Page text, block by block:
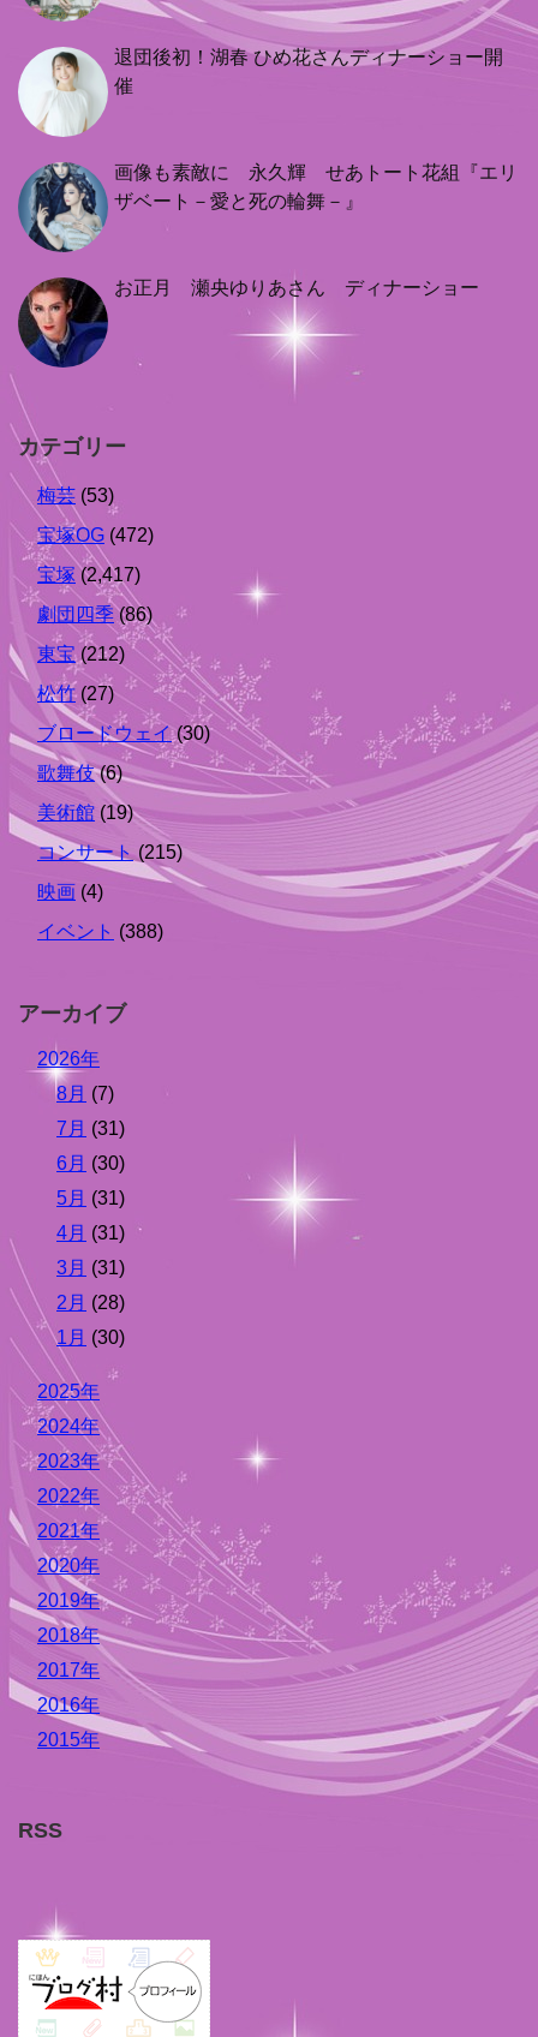
退団後初！湖春 ひめ花さんディナーショー開
催
画像も素敵に 永久輝 せあトート花組『エリ
ザベート－愛と死の輪舞－』
お正月 瀬央ゆりあさん ディナーショー
カテゴリー
梅芸 (53)
宝塚OG (472)
宝塚 (2,417)
劇団四季(86)
東宝(212)
松竹(27)
ブロードウェイ(30)
歌舞伎(6)
美術館 (19)
コンサート(215)
映画 (4)
イベント (388)
アーカイブ
2026年
8月 (7)
7月 (31)
6月 (30)
5月 (31)
4月 (31)
3月 (31)
2月 (28)
1月 (30)
2025年
2024年
2023年
2022年
2021年
2020年
2019年
2018年
2017年
2016年
2015年
RSS